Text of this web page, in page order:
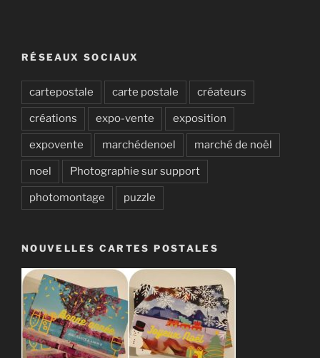
RÉSEAUX SOCIAUX
cartepostale carte postale créateurs
créations expo-vente exposition
expovente marchédenoel marché de noël
noel Photographie sur support
photomontage puzzle
NOUVELLES CARTES POSTALES